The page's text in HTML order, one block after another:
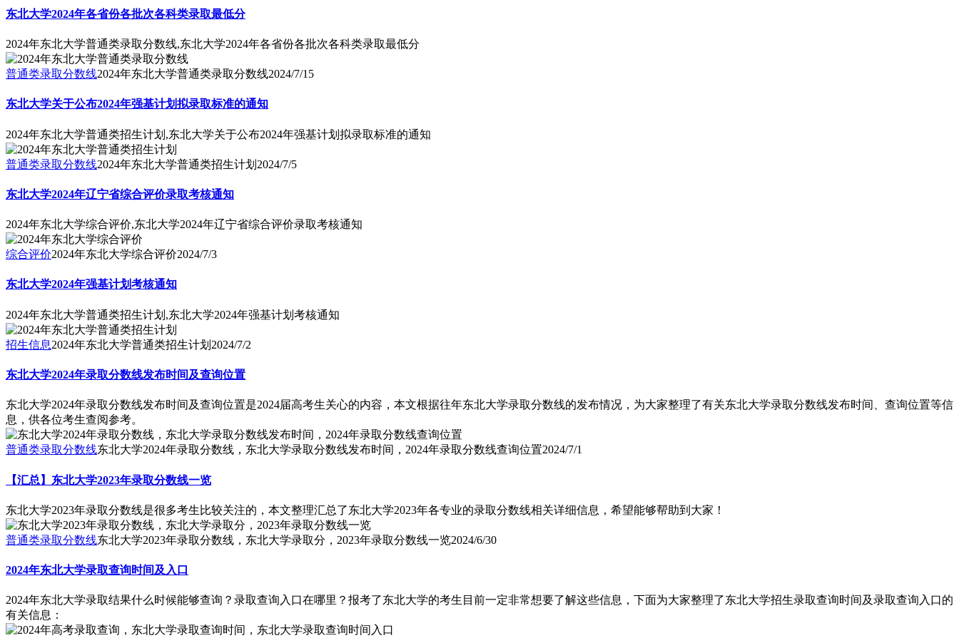
东北大学2024年各省份各批次各科类录取最低分
2024年东北大学普通类录取分数线,东北大学2024年各省份各批次各科类录取最低分
普通类录取分数线2024年东北大学普通类录取分数线2024/7/15
东北大学关于公布2024年强基计划拟录取标准的通知
2024年东北大学普通类招生计划,东北大学关于公布2024年强基计划拟录取标准的通知
普通类录取分数线2024年东北大学普通类招生计划 2024/7/5
东北大学2024年辽宁省综合评价录取考核通知
2024年东北大学综合评价,东北大学2024年辽宁省综合评价录取考核通知
综合评价2024年东北大学综合评价2024/7/3
东北大学2024年强基计划考核通知
2024年东北大学普通类招生计划,东北大学2024年强基计划考核通知
招生信息2024年东北大学普通类招生计划 2024/7/2
东北大学2024年录取分数线发布时间及查询位置
东北大学2024年录取分数线发布时间及查询位置是2024届高考生关心的内容，本文根据往年东北大学录取分数线的发布情况，为大家整理了有关东北大学录取分数线发布时间、查询位置等信
息，供各位考生查阅参考。
普通类录取分数线东北大学2024年录取分数线，东北大学录取分数线发布时间，2024年录取分数线查询位置2024/7/1
【汇总】东北大学2023年录取分数线一览
东北大学2023年录取分数线是很多考生比较关注的，本文整理汇总了东北大学2023年各专业的录取分数线相关详细信息，希望能够帮助到大家！
普通类录取分数线东北大学2023年录取分数线，东北大学录取分，2023年录取分数线一览2024/6/30
2024年东北大学录取查询时间及入口
2024年东北大学录取结果什么时候能够查询？录取查询入口在哪里？报考了东北大学的考生目前一定非常想要了解这些信息，下面为大家整理了东北大学招生录取查询时间及录取查询入口的
有关信息：